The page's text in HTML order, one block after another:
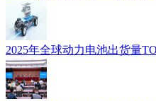
2025年全球动力电池出货量